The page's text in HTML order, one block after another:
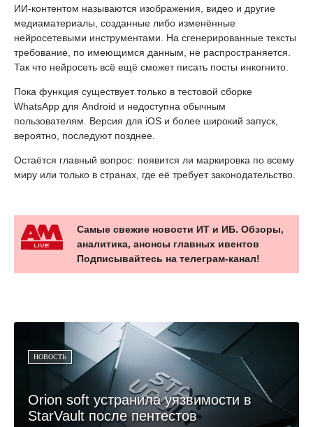
ИИ-контентом называются изображения, видео и другие
медиаматериалы, созданные либо изменённые
нейросетевыми инструментами. На сгенерированные тексты
требование, по имеющимся данным, не распространяется.
Так что нейросеть всё ещё сможет писать посты инкогнито.
Пока функция существует только в тестовой сборке
WhatsApp для Android и недоступна обычным
пользователям. Версия для iOS и более широкий запуск,
вероятно, последуют позднее.
Остаётся главный вопрос: появится ли маркировка по всему
миру или только в странах, где её требует законодательство.
Самые свежие новости ИТ и ИБ. Обзоры,
аналитика, анонсы главных ивентов
Подписывайтесь на телеграм-канал!
НОВОСТЬ
Orion soft устранила уязвимости в
StarVault после пентестов